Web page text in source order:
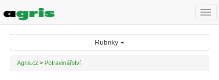
Rubriky
Agris.cz > Potravinářství